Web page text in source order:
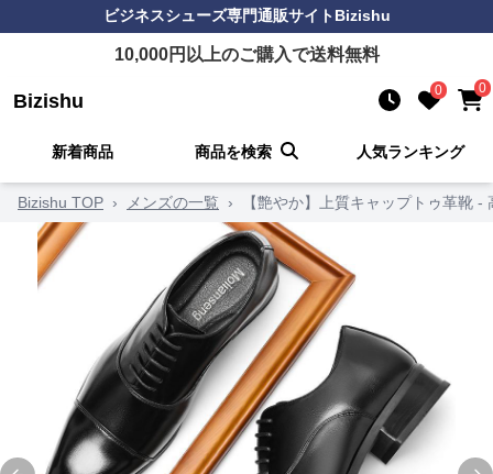
ビジネスシューズ専門通販サイトBizishu
10,000円以上のご購入で送料無料
Bizishu 0 0
新着商品 商品を検索 人気ランキング
Bizishu TOP › メンズの一覧 › 【艶やか】上質キャップトゥ革靴 -